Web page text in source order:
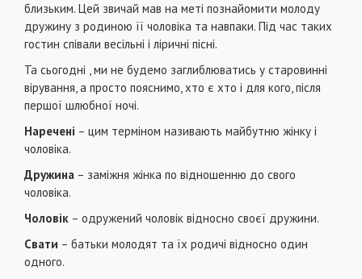
близьким. Цей звичай мав на меті познайомити молоду
дружину з родиною її чоловіка та навпаки. Під час таких
гостин співали весільні і ліричні пісні.
Та сьогодні , ми не будемо заглиблюватись у старовинні
вірування, а просто пояснимо, хто є хто і для кого, після
першої шлюбної ночі.
Наречені – цим терміном називають майбутню жінку і
чоловіка.
Дружина – заміжня жінка по відношенню до свого
чоловіка.
Чоловік – одружений чоловік відносно своєї дружини.
Свати – батьки молодят та їх родичі відносно один
одного.